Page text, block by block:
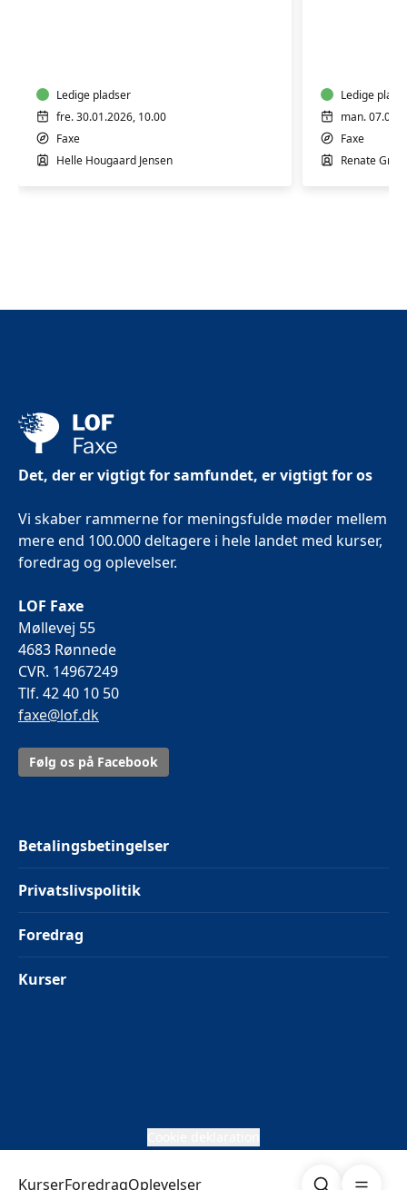
KurserForedragOplevelser Søg
Hougaard
Ledige pladser
fre. 30.01.2026, 10.00
Faxe
Helle Hougaard Jensen
-
Ledige
man.
Faxe
Renate
Det, der er vigtigt for samfundet, er vigtigt for os
Vi skaber rammerne for meningsfulde møder mellem
mere end 100.000 deltagere i hele landet med kurser,
foredrag og oplevelser.
LOF Faxe
Møllevej 55
4683 Rønnede
CVR. 14967249
Tlf. 42 40 10 50
faxe@lof.dk
Følg os på Facebook
Betalingsbetingelser
Privatslivspolitik
Foredrag
Kurser